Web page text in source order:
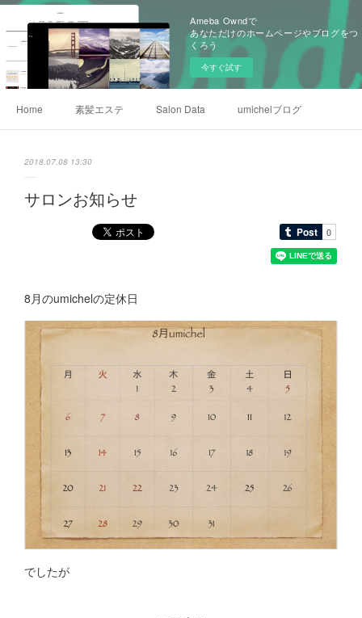
Ameba Owndで
あなただけのホームページやブログをつ
くろう
今すぐ試す
Home 素髪エステ Salon Data umichelブログ
2018.07.08 13:30
サロンお知らせ
8月のumichelの定休日
でしたが